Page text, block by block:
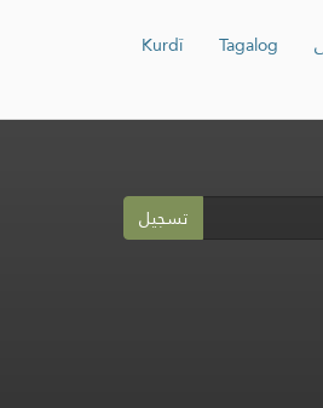
Tagalog
Kurdî
تسجيل